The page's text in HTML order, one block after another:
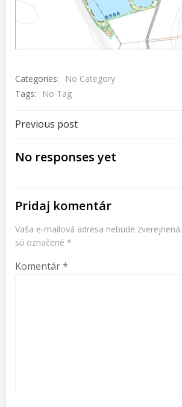
Categories:
No Category
Tags:
No Tag
Navigácia
v
Previous post
No responses yet
Pridaj komentár
Vaša e-mailová adresa nebude zverejnená.
sú označené *
Komentár*